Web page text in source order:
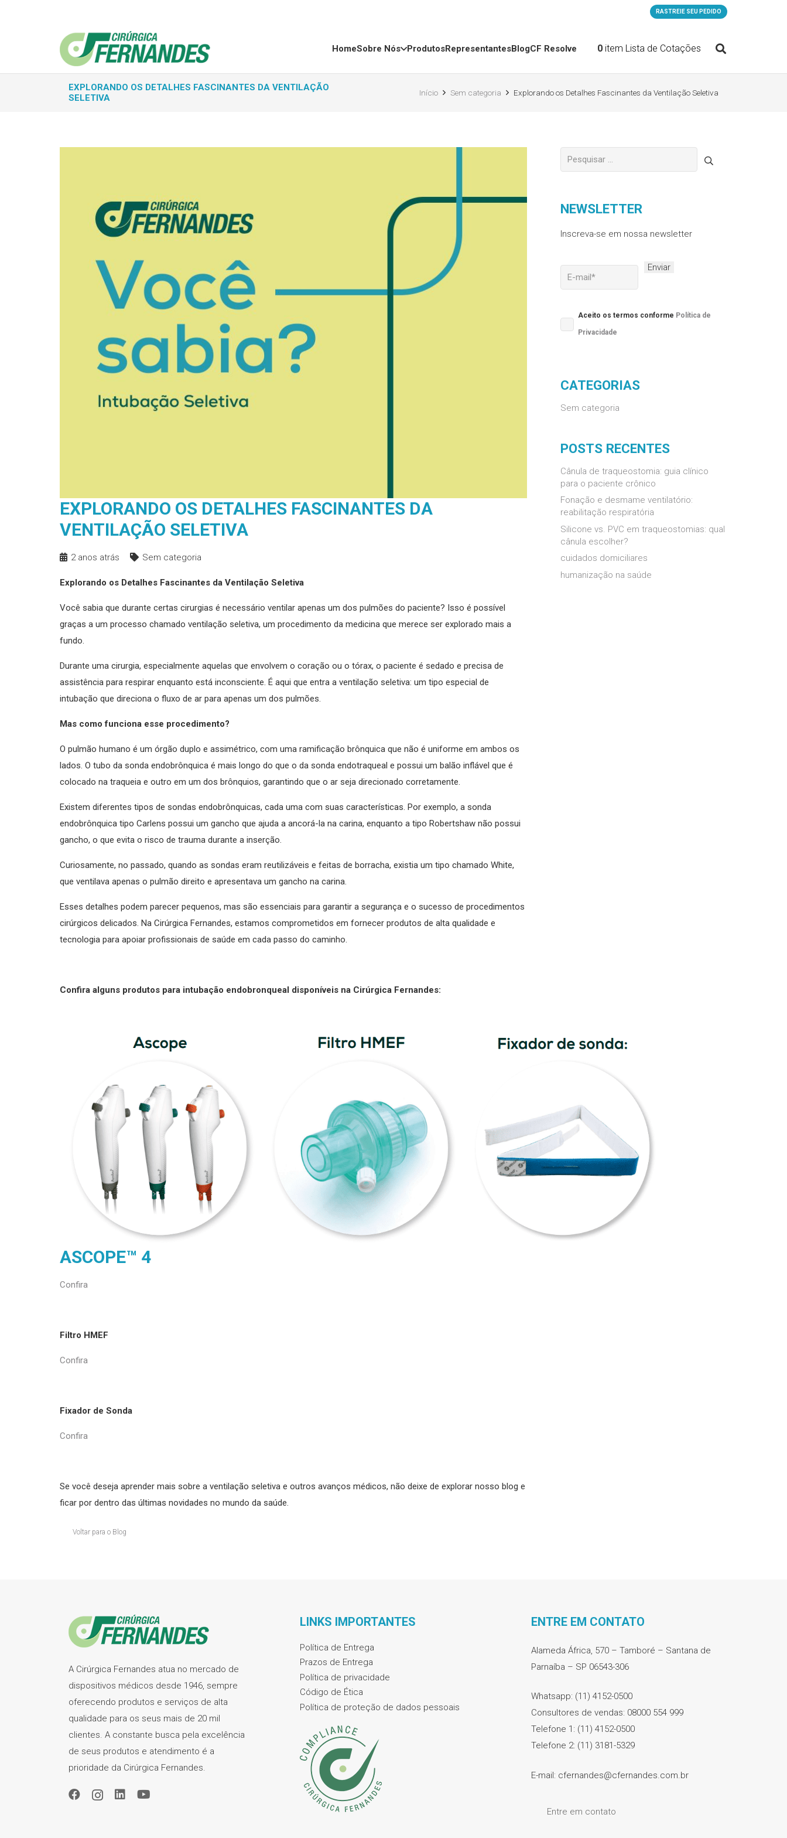
RASTREIE SEU PEDIDO
HomeSobre Nós ProdutosRepresentantesBlogCF Resolve 0 item Lista de Cotações
EXPLORANDO OS DETALHES FASCINANTES DA VENTILAÇÃO
SELETIVA
Início Sem categoria Explorando os Detalhes Fascinantes da Ventilação Seletiva
EXPLORANDO OS DETALHES FASCINANTES DA
VENTILAÇÃO SELETIVA
2 anos atrás Sem categoria
Explorando os Detalhes Fascinantes da Ventilação Seletiva
Você sabia que durante certas cirurgias é necessário ventilar apenas um dos pulmões do paciente? Isso é possível
graças a um processo chamado ventilação seletiva, um procedimento da medicina que merece ser explorado mais a
fundo.
Durante uma cirurgia, especialmente aquelas que envolvem o coração ou o tórax, o paciente é sedado e precisa de
assistência para respirar enquanto está inconsciente. É aqui que entra a ventilação seletiva: um tipo especial de
intubação que direciona o fluxo de ar para apenas um dos pulmões.
Mas como funciona esse procedimento?
O pulmão humano é um órgão duplo e assimétrico, com uma ramificação brônquica que não é uniforme em ambos os
lados. O tubo da sonda endobrônquica é mais longo do que o da sonda endotraqueal e possui um balão inflável que é
colocado na traqueia e outro em um dos brônquios, garantindo que o ar seja direcionado corretamente.
Existem diferentes tipos de sondas endobrônquicas, cada uma com suas características. Por exemplo, a sonda
endobrônquica tipo Carlens possui um gancho que ajuda a ancorá-la na carina, enquanto a tipo Robertshaw não possui
gancho, o que evita o risco de trauma durante a inserção.
Curiosamente, no passado, quando as sondas eram reutilizáveis e feitas de borracha, existia um tipo chamado White,
que ventilava apenas o pulmão direito e apresentava um gancho na carina.
Esses detalhes podem parecer pequenos, mas são essenciais para garantir a segurança e o sucesso de procedimentos
cirúrgicos delicados. Na Cirúrgica Fernandes, estamos comprometidos em fornecer produtos de alta qualidade e
tecnologia para apoiar profissionais de saúde em cada passo do caminho.
Confira alguns produtos para intubação endobronqueal disponíveis na Cirúrgica Fernandes:
ASCOPE™ 4
Confira
Filtro HMEF
Confira
Fixador de Sonda
Confira
Se você deseja aprender mais sobre a ventilação seletiva e outros avanços médicos, não deixe de explorar nosso blog e
ficar por dentro das últimas novidades no mundo da saúde.
Voltar para o Blog
Pesquisar
por:
NEWSLETTER
Inscreva-se em nossa newsletter
Please leave this field empty.
Aceito os termos conforme Política de
Privacidade
CATEGORIAS
Sem categoria
POSTS RECENTES
Cânula de traqueostomia: guia clínico
para o paciente crônico
Fonação e desmame ventilatório:
reabilitação respiratória
Silicone vs. PVC em traqueostomias: qual
cânula escolher?
cuidados domiciliares
humanização na saúde
A Cirúrgica Fernandes atua no mercado de
dispositivos médicos desde 1946, sempre
oferecendo produtos e serviços de alta
qualidade para os seus mais de 20 mil
clientes. A constante busca pela excelência
de seus produtos e atendimento é a
prioridade da Cirúrgica Fernandes.
LINKS IMPORTANTES
Política de Entrega
Prazos de Entrega
Política de privacidade
Código de Ética
Política de proteção de dados pessoais
ENTRE EM CONTATO
Alameda África, 570 – Tamboré – Santana de
Parnaíba – SP 06543-306
Whatsapp: (11) 4152-0500
Consultores de vendas: 08000 554 999
Telefone 1: (11) 4152-0500
Telefone 2: (11) 3181-5329
E-mail: cfernandes@cfernandes.com.br
Entre em contato